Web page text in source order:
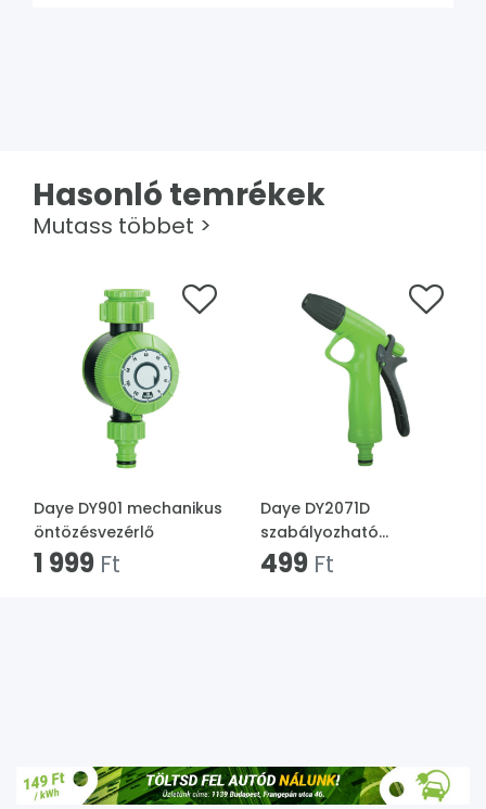
Hasonló temrékek
Mutass többet >
Daye DY901 mechanikus
öntözésvezérlő
1 999 Ft
Daye DY2071D
szabályozható
locsolópisztoly
499 Ft